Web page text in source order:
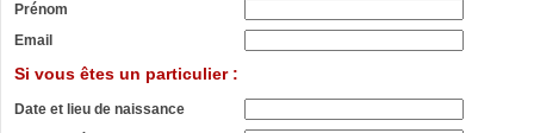
Prénom
Email
Si vous êtes un particulier :
Date et lieu de naissance